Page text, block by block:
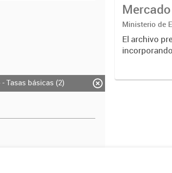
Tasas básicas (2)
Ministerio de
Estadística.
El archivo